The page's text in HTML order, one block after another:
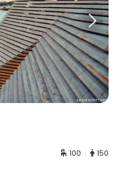
100 150